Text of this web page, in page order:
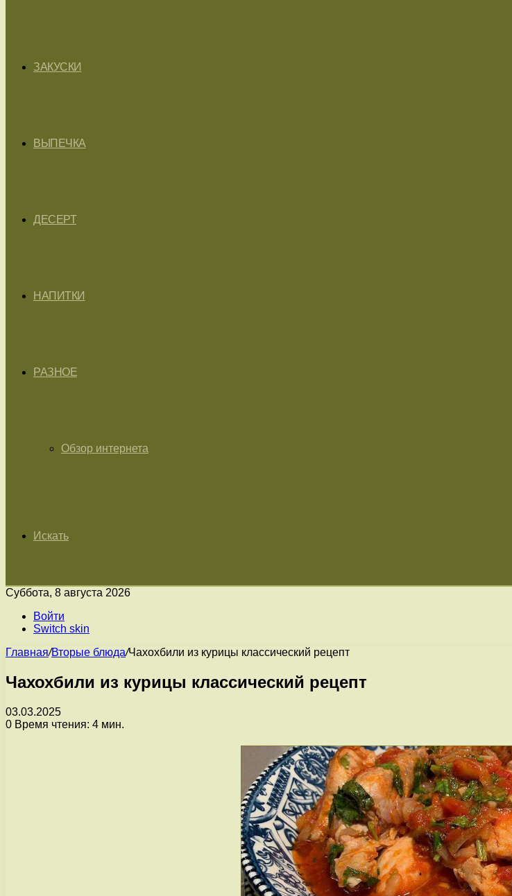
ЗАКУСКИ
ВЫПЕЧКА
ДЕСЕРТ
НАПИТКИ
РАЗНОЕ
Обзор интернета
Искать
Суббота, 8 августа 2026
Войти
Switch skin
Главная/Вторые блюда/Чахохбили из курицы классический рецепт
Чахохбили из курицы классический рецепт
03.03.2025
0 Время чтения: 4 мин.